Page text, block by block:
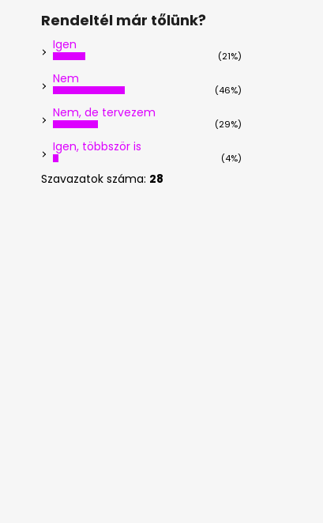
Rendeltél már tőlünk?
Igen
(21%)
Nem
(46%)
Nem, de tervezem
(29%)
Igen, többször is
(4%)
Szavazatok száma: 28